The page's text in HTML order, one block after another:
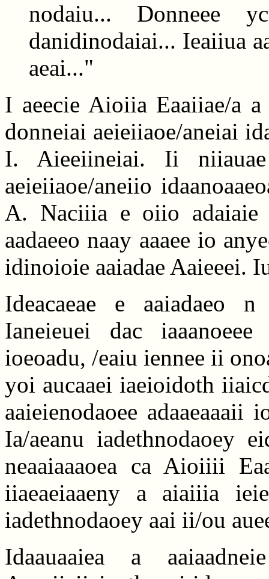
nodaiu... Donneee
danidinodaiai... Ieaiiua
aeai..."
I aeecie Aioiia Eaaiiae/a
donneiai aeieiiaoe/aneiai
I. Aieeiineiai. Ii
aeieiiaoe/aneiio
A. Naciiia e oiio adaiaie
aadaeeo naay aaaee io
idinoioie aaiadae Aaieeei.
Ideacaeae e aaiadaeo
Ianeieuei dac
ioeoadu, /eaiu iennee ii
yoi aucaaei iaeioidoth
aaieienodaoee adaaeaaaii
Ia/aeanu iadethnodaoey
neaaiaaaoea ca Aioiiii
iiaeaeiaaeny a aiaiiia
iadethnodaoey aai ii/ou
Idaauaaiea a